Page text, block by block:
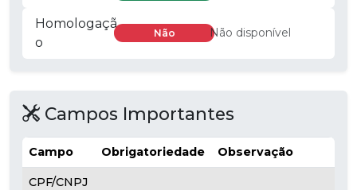
Homologaçã
o
Não Não disponível
Campos Importantes
Campo Obrigatoriedade Observação
CPF/CNPJ